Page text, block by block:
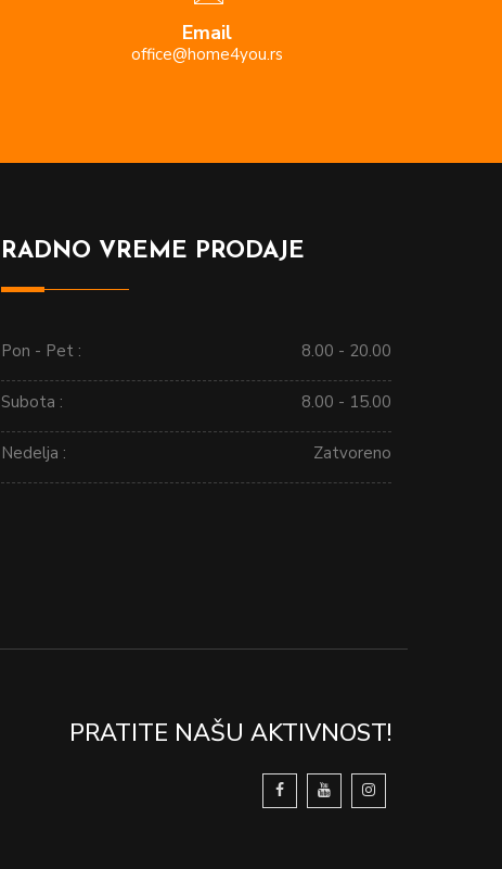
Email
office@home4you.rs
RADNO VREME PRODAJE
Pon - Pet : 8.00 - 20.00
Subota : 8.00 - 15.00
Nedelja : Zatvoreno
PRATITE NAŠU AKTIVNOST!